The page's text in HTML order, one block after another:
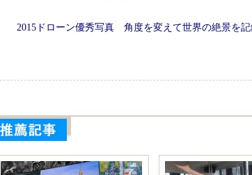
2015ドローン優秀写真 角度を変えて世界の絶景を